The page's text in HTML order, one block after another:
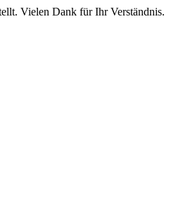
Vielen Dank für Ihr Verständnis.